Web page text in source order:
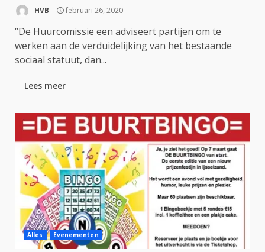
HVB februari 26, 2020
“De Huurcomissie een adviseert partijen om te
werken aan de verduidelijking van het bestaande
sociaal statuut, dan...
Lees meer
Alles Evenementen